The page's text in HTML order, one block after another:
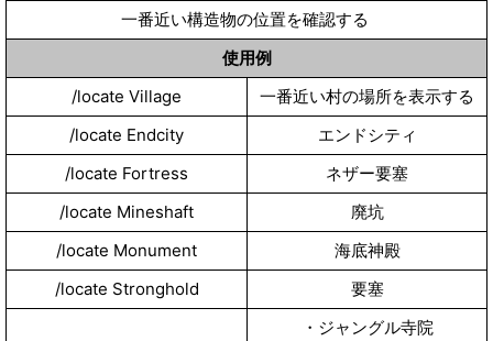
一番近い構造物の位置を確認する
使用例
/locate Village
一番近い村の場所を表示する
/locate Endcity
エンドシティ
/locate Fortress
ネザー要塞
/locate Mineshaft
廃坑
/locate Monument
海底神殿
/locate Stronghold
要塞
・ジャングル寺院